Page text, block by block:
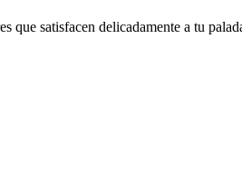
que satisfacen delicadamente a tu